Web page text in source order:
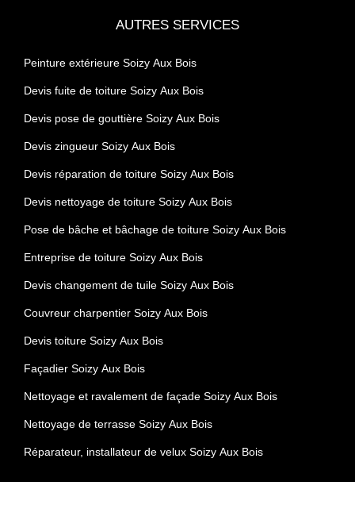
AUTRES SERVICES
Peinture extérieure Soizy Aux Bois
Devis fuite de toiture Soizy Aux Bois
Devis pose de gouttière Soizy Aux Bois
Devis zingueur Soizy Aux Bois
Devis réparation de toiture Soizy Aux Bois
Devis nettoyage de toiture Soizy Aux Bois
Pose de bâche et bâchage de toiture Soizy Aux Bois
Entreprise de toiture Soizy Aux Bois
Devis changement de tuile Soizy Aux Bois
Couvreur charpentier Soizy Aux Bois
Devis toiture Soizy Aux Bois
Façadier Soizy Aux Bois
Nettoyage et ravalement de façade Soizy Aux Bois
Nettoyage de terrasse Soizy Aux Bois
Réparateur, installateur de velux Soizy Aux Bois